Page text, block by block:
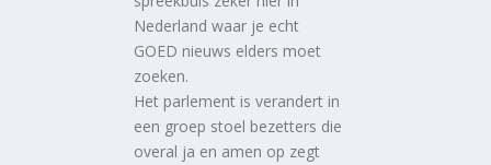
Nederland waar je echt
GOED nieuws elders moet
zoeken.
Het parlement is verandert in
een groep stoel bezetters die
overal ja en amen op zegt